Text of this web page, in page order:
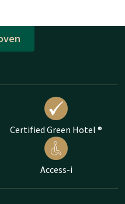
Certified Green Hotel ®
Access-i